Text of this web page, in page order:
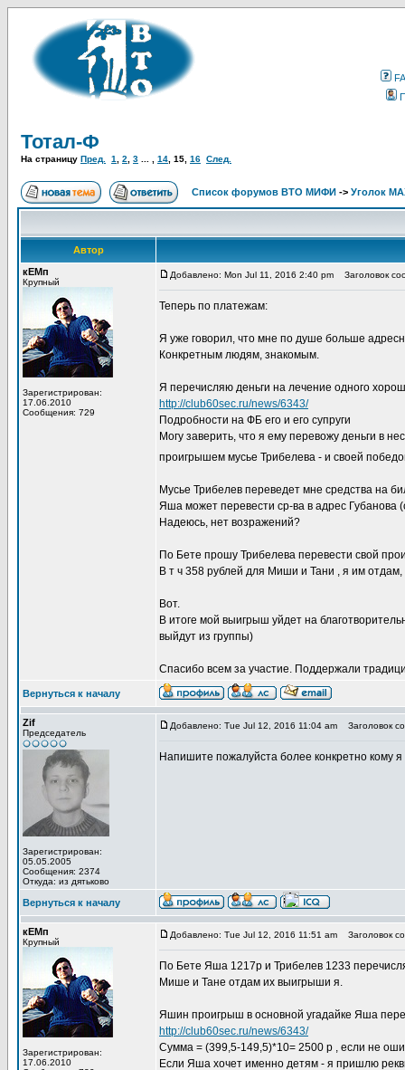
Тотал-Ф
На страницу Пред. 1 2 3 14 15 16 След.
Список форумов ВТО МИФИ -> Уголок
Автор
кЕМп
Крупный
Зарегистрирован:
17.06.2010
Сообщения: 729
Добавлено: Mon Jul 11, 2016 2:40 pm Заголовок
Теперь по платежам:
Я уже говорил, что мне по душе больше
Конкретным людям, знакомым.
Я перечисляю деньги на лечение одного
http://club60sec.ru/news/6343/
Подробности на ФБ его и его супруги
Могу заверить, что я ему перевожу деньги в
проигрышем мусье Трибелева - и своей
Мусье Трибелев переведет мне средства на
Яша может перевести ср-ва в адрес Губанова
Надеюсь, нет возражений?
По Бете прошу Трибелева перевести свой
В т ч 358 рублей для Миши и Тани , я им
Вот.
В итоге мой выигрыш уйдет на
выйдут из группы)
Спасибо всем за участие. Поддержали
Вернуться к началу
Zif
Председатель
Зарегистрирован:
05.05.2005
Сообщения: 2374
Откуда: из дятьково
Добавлено: Tue Jul 12, 2016 11:04 am Заголовок
Напишите пожалуйста более конкретно кому
Вернуться к началу
кЕМп
Крупный
Зарегистрирован:
17.06.2010
Добавлено: Tue Jul 12, 2016 11:51 am Заголовок
По Бете Яша 1217р и Трибелев 1233
Мише и Тане отдам их выигрыши я.
Яшин проигрыш в основной угадайке Яша
http://club60sec.ru/news/6343/
Сумма = (399,5-149,5)*10= 2500 р , если не
Если Яша хочет именно детям - я пришлю